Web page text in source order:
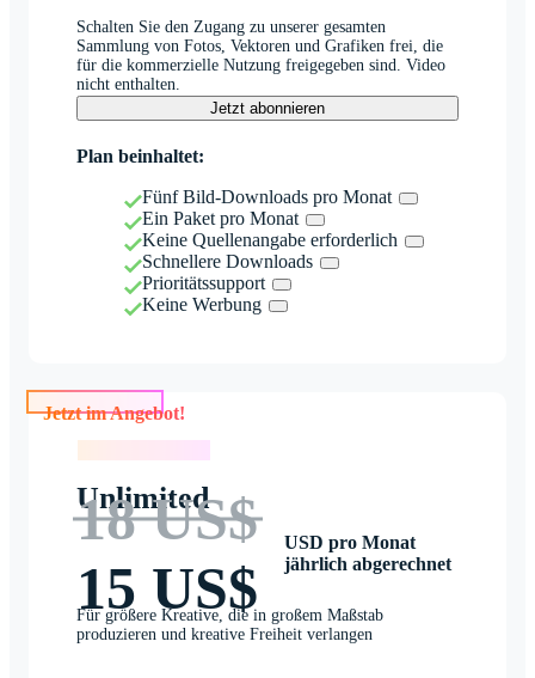
Schalten Sie den Zugang zu unserer gesamten
Sammlung von Fotos, Vektoren und Grafiken frei, die
für die kommerzielle Nutzung freigegeben sind. Video
nicht enthalten.
Jetzt abonnieren
Plan beinhaltet:
Fünf Bild-Downloads pro Monat
Ein Paket pro Monat
Keine Quellenangabe erforderlich
Schnellere Downloads
Prioritätssupport
Keine Werbung
Jetzt im Angebot!
Unlimited
18 US$
15 US$
USD pro Monat
jährlich abgerechnet
Für größere Kreative, die in großem Maßstab
produzieren und kreative Freiheit verlangen